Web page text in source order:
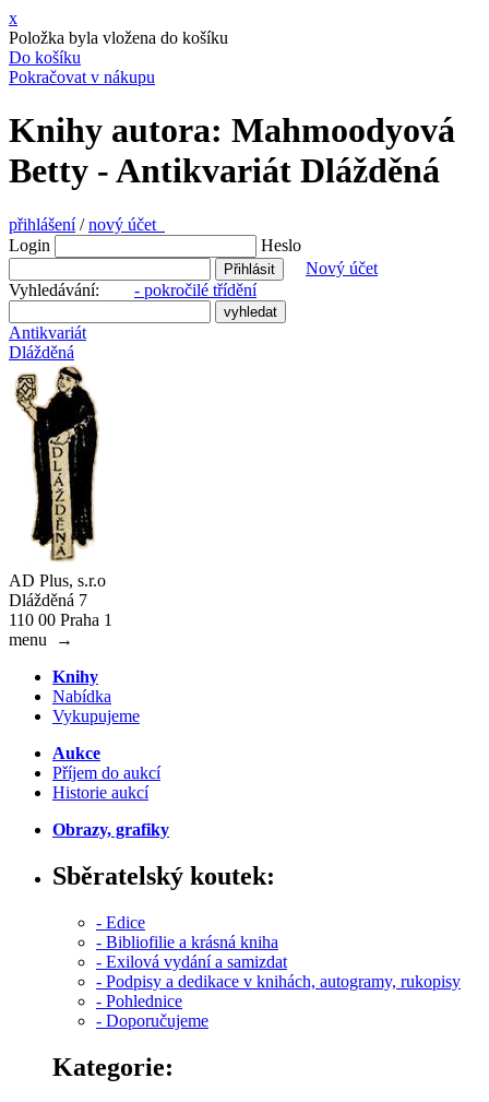
x
Položka byla vložena do košíku
Do košíku
Pokračovat v nákupu
Knihy autora: Mahmoodyová
Betty - Antikvariát Dlážděná
přihlášení/nový účet
Login
Heslo
Nový účet
Vyhledávání: - pokročilé třídění
Antikvariát
Dlážděná
AD Plus, s.r.o
Dlážděná 7
110 00 Praha 1
menu
→
Knihy
Nabídka
Vykupujeme
Aukce
Příjem do aukcí
Historie aukcí
Obrazy, grafiky
Sběratelský koutek:
- Edice
- Bibliofilie a krásná kniha
- Exilová vydání a samizdat
- Podpisy a dedikace v knihách, autogramy, rukopisy
- Pohlednice
- Doporučujeme
Kategorie: